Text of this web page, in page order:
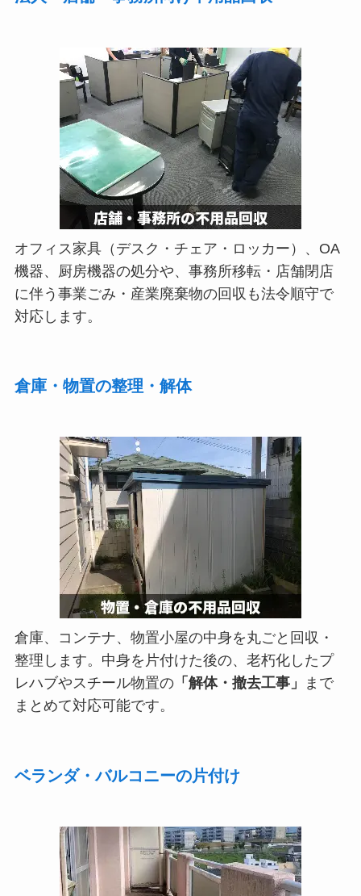
オフィス家具（デスク・チェア・ロッカー）、OA
機器、厨房機器の処分や、事務所移転・店舗閉店
に伴う事業ごみ・産業廃棄物の回収も法令順守で
対応します。
倉庫・物置の整理・解体
倉庫、コンテナ、物置小屋の中身を丸ごと回収・
整理します。中身を片付けた後の、老朽化したプ
レハブやスチール物置の「解体・撤去工事」
まで
まとめて対応可能です。
ベランダ・バルコニーの片付け